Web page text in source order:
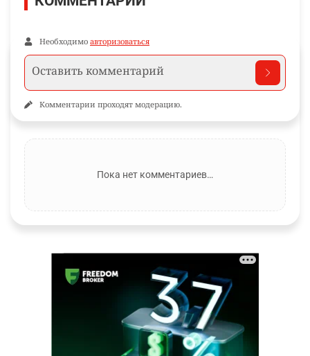
Необходимо авторизоваться
Комментарии проходят модерацию.
Пока нет комментариев…